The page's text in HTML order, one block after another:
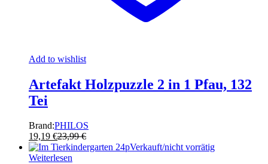
Add to wishlist
Artefakt Holzpuzzle 2 in 1 Pfau, 132
Tei
Brand:PHILOS
19,19 €23,99€
Verkauft/nicht vorrätig
Weiterlesen